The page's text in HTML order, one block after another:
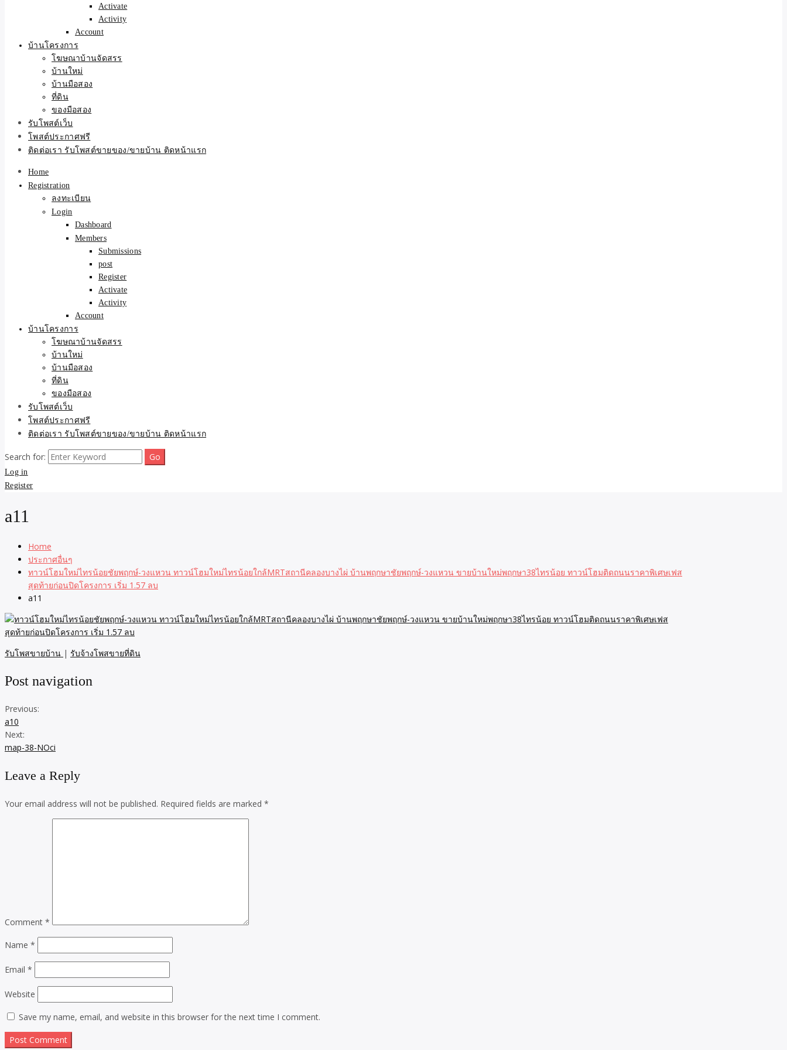
Activate
Activity
Account
บ้านโครงการ
โฆษณาบ้านจัดสรร
บ้านใหม่
บ้านมือสอง
ที่ดิน
ของมือสอง
รับโพสต์เว็บ
โพสต์ประกาศฟรี
ติดต่อเรา รับโพสต์ขายของ/ขายบ้าน ติดหน้าแรก
Home
Registration
ลงทะเบียน
Login
Dashboard
Members
Submissions
post
Register
Activate
Activity
Account
บ้านโครงการ
โฆษณาบ้านจัดสรร
บ้านใหม่
บ้านมือสอง
ที่ดิน
ของมือสอง
รับโพสต์เว็บ
โพสต์ประกาศฟรี
ติดต่อเรา รับโพสต์ขายของ/ขายบ้าน ติดหน้าแรก
Search for:
Log in
Register
a11
Home
ประกาศอื่นๆ
ทาวน์โฮมใหม่ไทรน้อยชัยพฤกษ์-วงแหวน ทาวน์โฮมใหม่ไทรน้อยใกล้MRTสถานีคลองบางไผ่ บ้านพฤกษาชัยพฤกษ์-วงแหวน ขายบ้านใหม่พฤกษา38ไทรน้อย ทาวน์โฮมติดถนนราคาพิเศษเฟส
สุดท้ายก่อนปิดโครงการ เริ่ม 1.57 ลบ
a11
รับโพสขายบ้าน | รับจ้างโพสขายที่ดิน
Post navigation
Previous:
a10
Next:
map-38-NOci
Leave a Reply
Your email address will not be published. Required fields are marked *
Comment *
Name *
Email *
Website
Save my name, email, and website in this browser for the next time I comment.